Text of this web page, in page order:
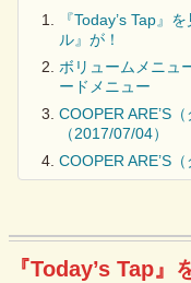
『Today’s Tap』
ル』が！
ボリュームメニュ
ードメニュー
COOPER ARE’S
（2017/07/04）
COOPER ARE’S
『Today’s Tap